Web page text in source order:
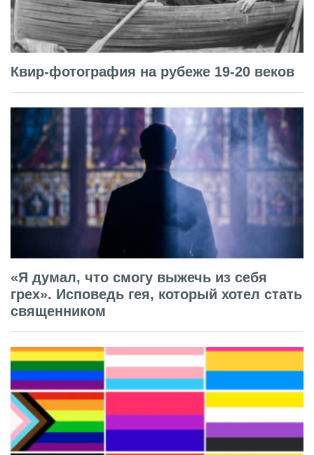
Квир-фотография на рубеже 19-20 веков
«Я думал, что смогу выжечь из себя
грех». Исповедь гея, который хотел стать
священником